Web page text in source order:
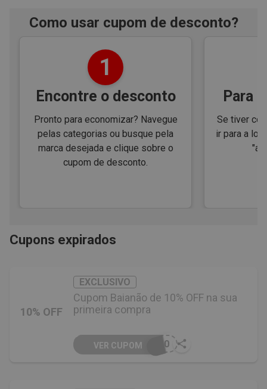
Como usar cupom de desconto?
1
Encontre o desconto
Pronto para economizar? Navegue
pelas categorias ou busque pela
marca desejada e clique sobre o
cupom de desconto.
Para
Se tiver
ir para a
Cupons expirados
10% OFF
EXCLUSIVO
Cupom Baianão de 10% OFF na sua
primeira compra
A10
VER CUPOM